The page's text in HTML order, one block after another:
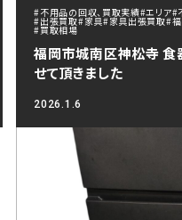
#不用品の回収、買取実績#エリア#
#出張買取#家具#家具出張買取#
#買取相場
福岡市城南区神松寺 食
せて頂きました
2026.1.6